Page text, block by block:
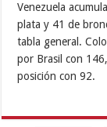
Venezuela
plata y 41 de
tabla general.
por Brasil con
posición con 92.